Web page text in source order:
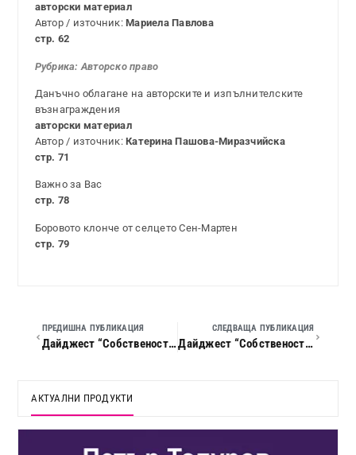
авторски материал
Автор / източник:Мариела Павлова
стр. 62
Рубрика: Авторско право
Данъчно облагане на авторските и изпълнителските
възнаграждения
авторски материал
Автор / източник:Катерина Пашова-Миразчийска
стр. 71
Важно за Вас
стр. 78
Боровото клонче от селцето Сен-Мартен
стр. 79
ПРЕДИШНА ПУБЛИКАЦИЯ
Дайджест “Собственост и право”, 2021 г., кн. 11
СЛЕДВАЩА ПУБЛИКАЦИЯ
Дайджест “Собственост и право”, 2022 г., кн. 01
АКТУАЛНИ ПРОДУКТИ